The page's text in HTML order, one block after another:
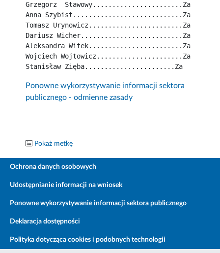
Grzegorz  Stawowy.......................Za
Anna Szybist............................Za
Tomasz Urynowicz........................Za
Dariusz Wicher..........................Za
Aleksandra Witek........................Za
Wojciech Wojtowicz......................Za
Stanisław Zięba.......................Za
Ponowne wykorzystywanie informacji sektora
publicznego - odmienne zasady
Pokaż metkę
Ochrona danych osobowych
Udostępnianie informacji na wniosek
Ponowne wykorzystywanie informacji sektora publicznego
Deklaracja dostępności
Polityka dotycząca cookies i podobnych technologii